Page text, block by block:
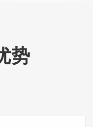
势